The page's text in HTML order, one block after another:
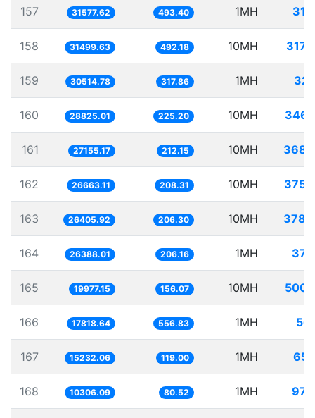
157 31577.62 493.40 1MH
158 31499.63 492.18 10MH
159 30514.78 317.86 1MH
160 28825.01 225.20 10MH
161 27155.17 212.15 10MH
162 26663.11 208.31 10MH
163 26405.92 206.30 10MH
164 26388.01 206.16 1MH
165 19977.15 156.07 10MH
166 17818.64 556.83 1MH
167 15232.06 119.00 1MH
168 10306.09 80.52 1MH